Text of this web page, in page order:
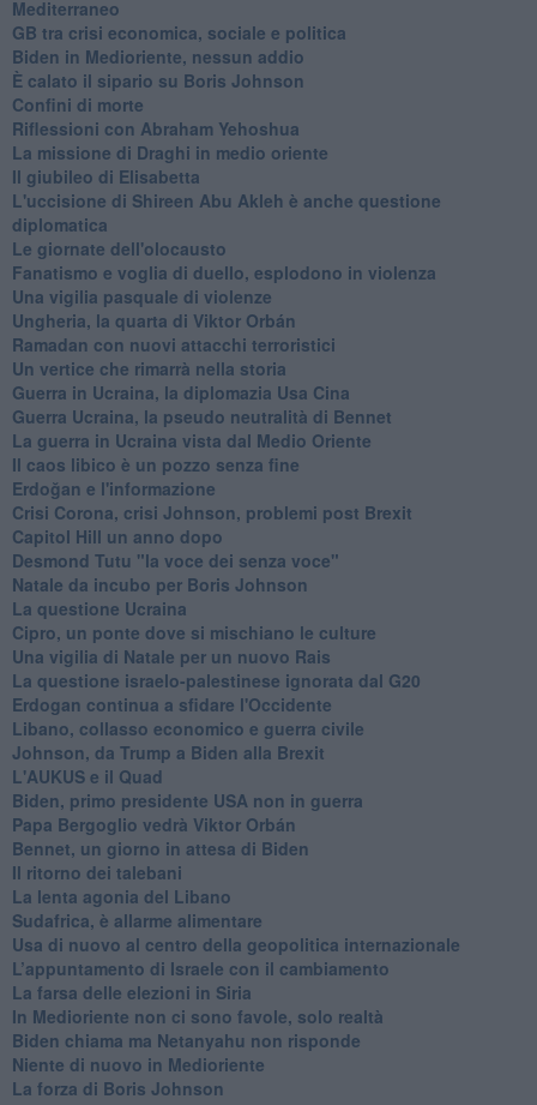
Mediterraneo
GB tra crisi economica, sociale e politica
Biden in Medioriente, nessun addio
È calato il sipario su Boris Johnson
Confini di morte
Riflessioni con Abraham Yehoshua
La missione di Draghi in medio oriente
Il giubileo di Elisabetta
L'uccisione di Shireen Abu Akleh è anche questione
diplomatica
Le giornate dell'olocausto
Fanatismo e voglia di duello, esplodono in violenza
Una vigilia pasquale di violenze
Ungheria, la quarta di Viktor Orbán
Ramadan con nuovi attacchi terroristici
Un vertice che rimarrà nella storia
Guerra in Ucraina, la diplomazia Usa Cina
Guerra Ucraina, la pseudo neutralità di Bennet
La guerra in Ucraina vista dal Medio Oriente
​Il caos libico è un pozzo senza fine
Erdoğan e l'informazione
Crisi Corona, crisi Johnson, problemi post Brexit
Capitol Hill un anno dopo
Desmond Tutu "la voce dei senza voce"
Natale da incubo per Boris Johnson
La questione Ucraina
Cipro, un ponte dove si mischiano le culture
Una vigilia di Natale per un nuovo Rais
La questione israelo-palestinese ignorata dal G20
Erdogan continua a sfidare l'Occidente
Libano, collasso economico e guerra civile
Johnson, da Trump a Biden alla Brexit
L'AUKUS e il Quad
Biden, primo presidente USA non in guerra
Papa Bergoglio vedrà Viktor Orbán
Bennet, un giorno in attesa di Biden
Il ritorno dei talebani
​La lenta agonia del Libano
Sudafrica, è allarme alimentare
Usa di nuovo al centro della geopolitica internazionale
L’appuntamento di Israele con il cambiamento
La farsa delle elezioni in Siria
In Medioriente non ci sono favole, solo realtà
Biden chiama ma Netanyahu non risponde
Niente di nuovo in Medioriente
La forza di Boris Johnson